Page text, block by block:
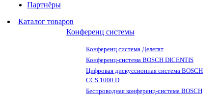
Партнёры
Каталог товаров
Конференц системы
Конференц система Делегат
Конференц-система BOSCH DICENTIS
Цифровая дискуссионная система BOSCH
CCS 1000 D
Беспроводная конференц-система BOSCH